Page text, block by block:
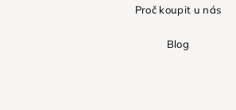
Proč koupit u nás
Blog